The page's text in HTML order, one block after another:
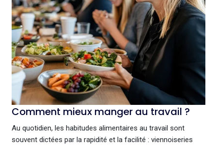
Comment mieux manger au travail ?
Au quotidien, les habitudes alimentaires au travail sont
souvent dictées par la rapidité et la facilité : viennoiseries